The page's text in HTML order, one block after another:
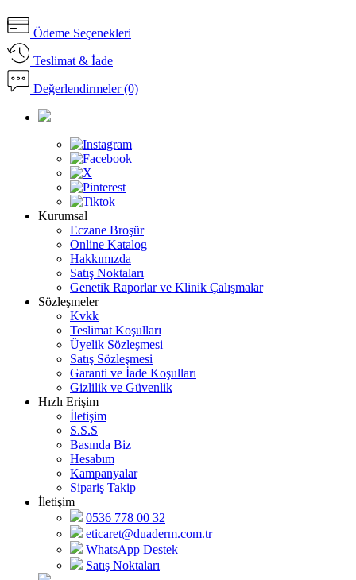
Ödeme Seçenekleri
Teslimat & İade
Değerlendirmeler (0)
Kurumsal
Eczane Broşür
Online Katalog
Hakkımızda
Satış Noktaları
Genetik Raporlar ve Klinik Çalışmalar
Sözleşmeler
Kvkk
Teslimat Koşulları
Üyelik Sözleşmesi
Satış Sözleşmesi
Garanti ve İade Koşulları
Gizlilik ve Güvenlik
Hızlı Erişim
İletişim
S.S.S
Basında Biz
Hesabım
Kampanyalar
Sipariş Takip
İletişim
0536 778 00 32
eticaret@duaderm.com.tr
WhatsApp Destek
Satış Noktaları